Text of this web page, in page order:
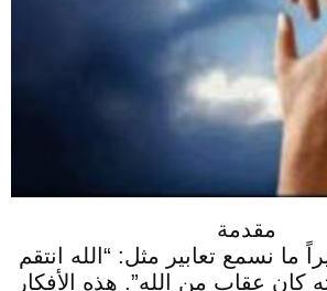
مقدمة
ما نسمع تعابير مثل: “الله انتقم
كان عقاب من الله”. هذه الأفكار